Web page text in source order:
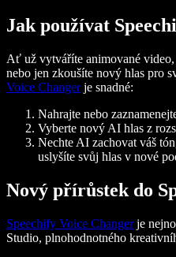
Jak používat
Ať už vytváříte animované
nebo jen zkoušíte nový hlas pro
Voice Changerje snadné:
Nahrajte nebo
Vyberte nový AI hlas z
Nechte AI zachovat váš
uslyšíte svůj hlas v nové
Nový přírůstek do
Speechify Voice Changerje
Studio, plnohodnotného